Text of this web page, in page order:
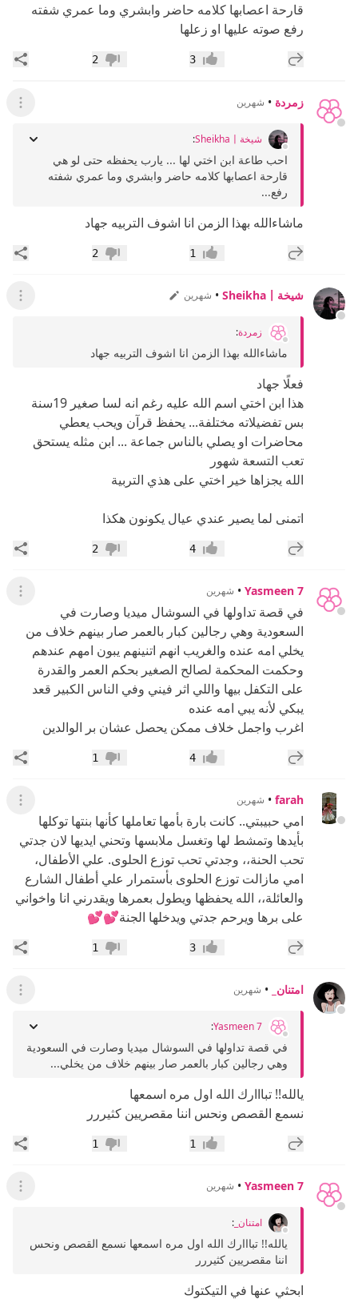
قارحة اعصابها كلامه حاضر وابشري وما عمري شفته
رفع صوته عليها او زعلها
إضافة رد جديد إعجاب3 عدم إعجاب
2
زمردة • شهرين عرض
شيخةSheikha〡 :
احب طاعة ابن اختي لها ... يارب يحفظه حتى لو هي
قارحة اعصابها كلامه حاضر وابشري وما عمري شفته
رفع...
ماشاءالله بهذا الزمن انا اشوف التربيه جهاد
إضافة رد جديد إعجاب1 عدم إعجاب
2
شيخةSheikha〡 • شهرين عرض
زمردة:
ماشاءالله بهذا الزمن انا اشوف التربيه جهاد
فعلًا جهاد
هذا ابن اختي اسم الله عليه رغم انه لسا صغير 19سنة
بس تفضيلاته مختلفة... يحفظ قرآن ويحب يعطي
محاضرات او يصلي بالناس جماعة ... ابن مثله يستحق
تعب التسعة شهور
الله يجزاها خير اختي على هذي التربية
اتمنى لما يصير عندي عيال يكونون هكذا
إضافة رد جديد إعجاب4 عدم إعجاب
2
Yasmeen 7
• شهرين عرض
في قصة تداولها في السوشال ميديا وصارت في
السعودية وهي رجالين كبار بالعمر صار بينهم خلاف من
يخلي امه عنده والغريب انهم اتنينهم يبون امهم عندهم
وحكمت المحكمة لصالح الصغير بحكم العمر والقدرة
على التكفل بيها واللي اثر فيني وفي الناس الكبير قعد
يبكي لأنه يبي امه عنده
اغرب واجمل خلاف ممكن يحصل عشان بر الوالدين
إضافة رد جديد إعجاب4 عدم إعجاب
1
farah
• شهرين عرض
امي حبيبتي.. كانت بارة بأمها تعاملها كأنها بنتها توكلها
بأيدها وتمشط لها وتغسل ملابسها وتحني ايديها لان جدتي
تحب الحنة،، وجدتي تحب توزع الحلوى. علي الأطفال،
امي مازالت توزع الحلوى بأستمرار علي أطفال الشارع
والعائلة،، الله يحفظها ويطول بعمرها ويقدرني انا واخواني
على برها ويرحم جدتي ويدخلها الجنة💕💕
إضافة رد جديد إعجاب3 عدم إعجاب
1
امتنان_ • شهرين عرض
Yasmeen 7
:
في قصة تداولها في السوشال ميديا وصارت في السعودية
وهي رجالين كبار بالعمر صار بينهم خلاف من يخلي...
يالله!! تبااارك الله اول مره اسمعها
نسمع القصص ونحس اننا مقصريين كثيررر
إضافة رد جديد إعجاب1 عدم إعجاب
1
Yasmeen 7
• شهرين عرض
امتنان_ :
يالله!! تبااارك الله اول مره اسمعها نسمع القصص ونحس
اننا مقصريين كثيررر
ابحثي عنها في التيكتوك